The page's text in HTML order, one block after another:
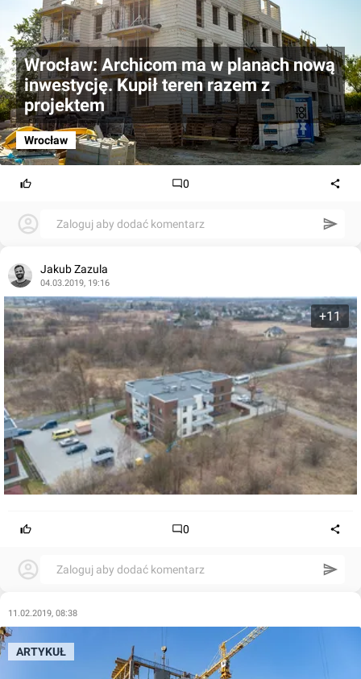
Wrocław: Archicom ma w planach nową
inwestycję. Kupił teren razem z
projektem
Wrocław
0
Zaloguj aby dodać komentarz
Jakub Zazula
04.03.2019, 19:16
+11
0
Zaloguj aby dodać komentarz
11.02.2019, 08:38
ARTYKUŁ